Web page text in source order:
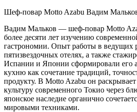
Шеф-повар Motto Azabu Вадим
Вадим Мальков — шеф-повар Motto
более десяти лет изучению
гастрономии. Опыт работы в ведущих
пятизвездочных отелях, а также
Испании и Японии сформировали его
кухню как сочетание традиций,
продукту. В Motto Azabu он
культуру современного Токио через
японское наследие органично
мировыми техниками.